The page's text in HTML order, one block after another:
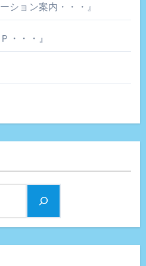
ション案内・・・』
・・・』